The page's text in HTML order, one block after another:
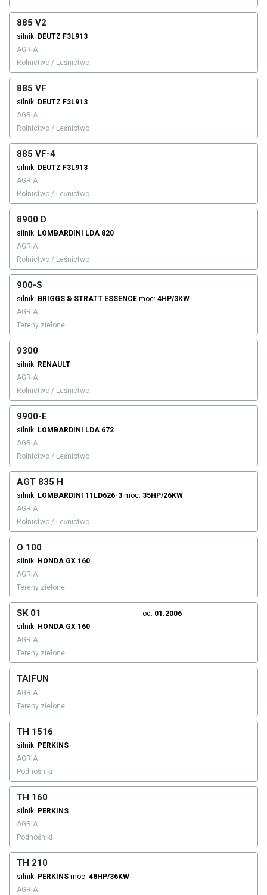
885 V2
silnik: DEUTZ F3L913
AGRIA
Rolnictwo / Leśnictwo
885 VF
silnik: DEUTZ F3L913
AGRIA
Rolnictwo / Leśnictwo
885 VF-4
silnik: DEUTZ F3L913
AGRIA
Rolnictwo / Leśnictwo
8900 D
silnik: LOMBARDINI
LDA 820
AGRIA
Rolnictwo / Leśnictwo
900-S
silnik: BRIGGS & STRATT ESSENCE moc: 4HP/3KW
AGRIA
Tereny zielone
9300
silnik: RENAULT
AGRIA
Rolnictwo / Leśnictwo
9900-E
silnik: LOMBARDINI
LDA 672
AGRIA
Rolnictwo / Leśnictwo
AGT 835 H
silnik: LOMBARDINI 11LD626-3 moc: 35HP/26KW
AGRIA
Rolnictwo / Leśnictwo
O 100
silnik: HONDA GX 160
AGRIA
Tereny zielone
SK 01 od: 01.2006
silnik: HONDA GX 160
AGRIA
Tereny zielone
TAIFUN
AGRIA
Tereny zielone
TH 1516
silnik: PERKINS
AGRIA
Podnośniki
TH 160
silnik: PERKINS
AGRIA
Podnośniki
TH 210
silnik: PERKINS moc: 48HP/36KW
AGRIA